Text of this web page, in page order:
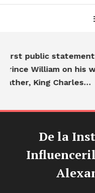
public statement
William on his
King Charles…
De la